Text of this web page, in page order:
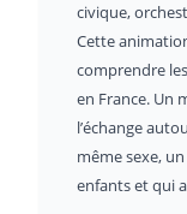
civique,
Cette
comprendre
en France. Un
l’échange
même sexe,
enfants et qui